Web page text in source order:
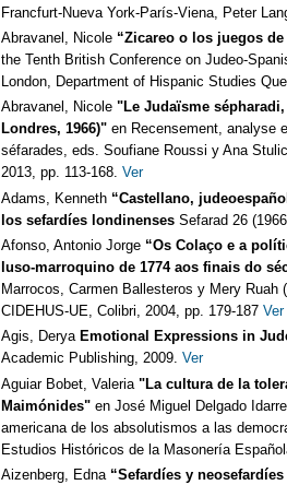
Francfurt-Nueva York-París-Viena, Peter
Abravanel, Nicole “Zicareo o los juegos
the Tenth British Conference on Judeo-
London, Department of Hispanic Studies
Abravanel, Nicole "Le Judaïsme
Londres, 1966)" en Recensement, analyse
séfarades, eds. Soufiane Roussi y Ana
2013, pp. 113-168. Ver
Adams, Kenneth “Castellano,
los sefardíes londinenses Sefarad 26
Afonso, Antonio Jorge “Os Colaço e a
luso-marroquino de 1774 aos finais do
Marrocos, Carmen Ballesteros y Mery
CIDEHUS-UE, Colibri, 2004, pp. 179-187 Ver
Agis, Derya Emotional Expressions in
Academic Publishing, 2009. Ver
Aguiar Bobet, Valeria "La cultura de la
Maimónides" en José Miguel Delgado
americana de los absolutismos a las
Estudios Históricos de la Masonería
Aizenberg, Edna “Sefardíes y